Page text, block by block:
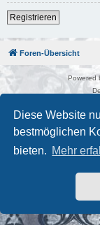
Diese Website
bestmöglichen
bieten. Mehr
Registrieren
Foren-Übersicht
Powered